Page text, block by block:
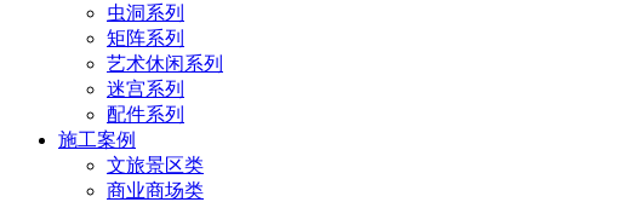
虫洞系列
矩阵系列
艺术休闲系列
迷宫系列
配件系列
施工案例
文旅景区类
商业商场类